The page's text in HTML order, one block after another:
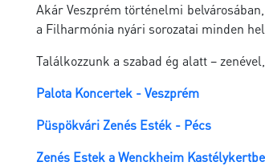
Akár Veszprém történelmi
a Filharmónia nyári sorozatai minden
Találkozzunk a szabad ég alatt –
Palota Koncertek - Veszprém
Püspökvári Zenés Esték - Pécs
Zenés Estek a Wenckheim